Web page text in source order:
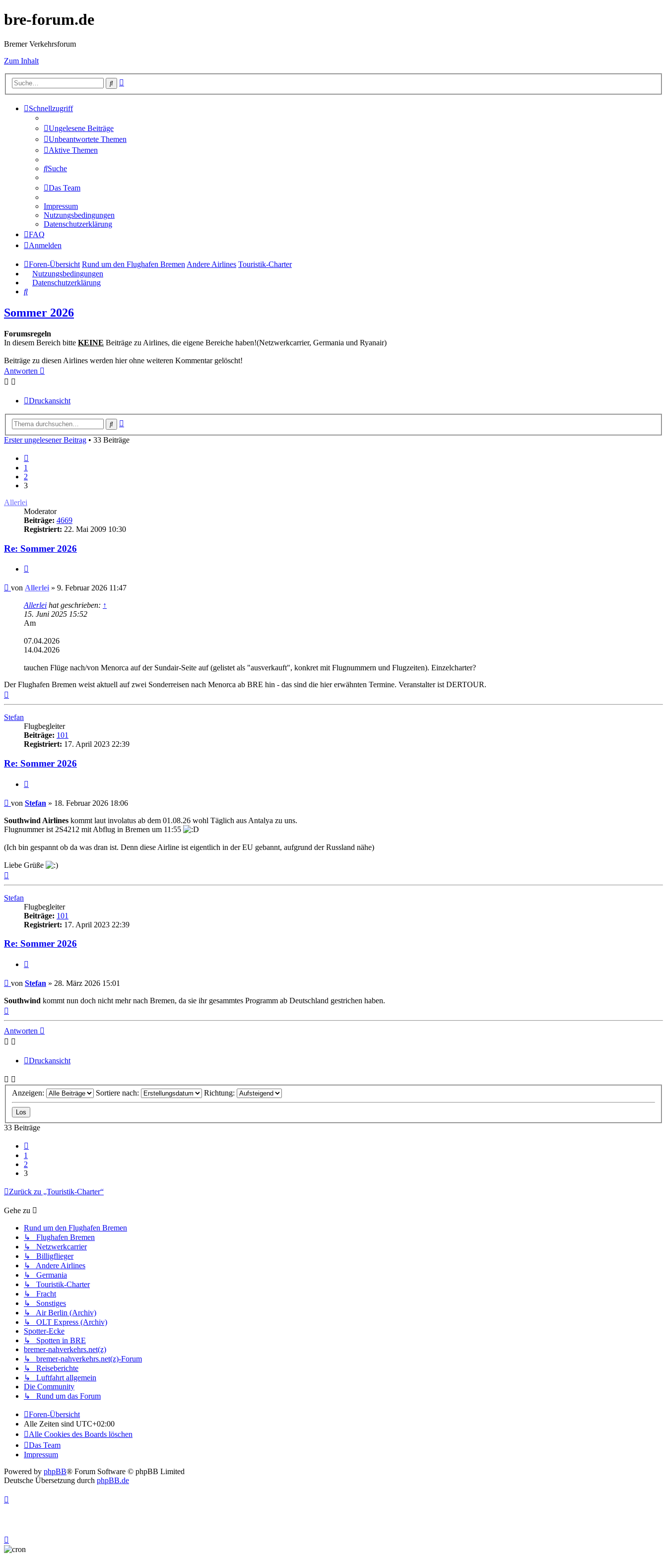
bre-forum.de
Bremer Verkehrsforum
Zum Inhalt
Suche
Schnellzugriff
Ungelesene Beiträge
Unbeantwortete Themen
Aktive Themen
Suche
Das Team
Impressum
Nutzungsbedingungen
Datenschutzerklärung
FAQ
Anmelden
Foren-Übersicht Rund um den Flughafen BremenAndere Airlines Touristik-Charter
Nutzungsbedingungen
Datenschutzerklärung
Suche
Sommer 2026
Forumsregeln
In diesem Bereich bitte KEINE Beiträge zu Airlines, die eigene Bereiche haben!(Netzwerkcarrier, Germania und Ryanair)
Beiträge zu diesen Airlines werden hier ohne weiteren Kommentar gelöscht!
Antworten
Druckansicht
Suche
Erster ungelesener Beitrag • 33 Beiträge
1
2
3
Allerlei
Moderator
Beiträge: 4669
Registriert: 22. Mai 2009 10:30
Re: Sommer 2026
Ungelesener
von Allerlei » 9. Februar 2026 11:47
Allerlei hat geschrieben: ↑
15. Juni 2025 15:52
Am
07.04.2026
14.04.2026
tauchen Flüge nach/von Menorca auf der Sundair-Seite auf (gelistet als "ausverkauft", konkret mit Flugnummern und Flugzeiten). Einzelcharter?
Der Flughafen Bremen weist aktuell auf zwei Sonderreisen nach Menorca ab BRE hin - das sind die hier erwähnten Termine. Veranstalter ist DERTOUR.
Stefan
Flugbegleiter
Beiträge: 101
Registriert: 17. April 2023 22:39
Re: Sommer 2026
Ungelesener
von Stefan » 18. Februar 2026 18:06
Southwind Airlines kommt laut involatus ab dem 01.08.26 wohl Täglich aus Antalya zu uns.
Flugnummer ist 2S4212 mit Abflug in Bremen um 11:55
(Ich bin gespannt ob da was dran ist. Denn diese Airline ist eigentlich in der EU gebannt, aufgrund der Russland nähe)
Liebe Grüße
Stefan
Flugbegleiter
Beiträge: 101
Registriert: 17. April 2023 22:39
Re: Sommer 2026
Ungelesener
von Stefan » 28. März 2026 15:01
Southwind kommt nun doch nicht mehr nach Bremen, da sie ihr gesammtes Programm ab Deutschland gestrichen haben.
Antworten
Druckansicht
Anzeigen: Sortiere nach: Richtung:
33 Beiträge
1
2
3
Zurück zu „Touristik-Charter“
Gehe zu
Rund um den Flughafen Bremen
↳ Flughafen Bremen
↳ Netzwerkcarrier
↳ Billigflieger
↳ Andere Airlines
↳ Germania
↳ Touristik-Charter
↳ Fracht
↳ Sonstiges
↳ Air Berlin (Archiv)
↳ OLT Express (Archiv)
Spotter-Ecke
↳ Spotten in BRE
bremer-nahverkehrs.net(z)
↳ bremer-nahverkehrs.net(z)-Forum
↳ Reiseberichte
↳ Luftfahrt allgemein
Die Community
↳ Rund um das Forum
Foren-Übersicht
Alle Zeiten sind UTC+02:00
Alle Cookies des Boards löschen
Das Team
Impressum
Powered by phpBB® Forum Software © phpBB Limited
Deutsche Übersetzung durch phpBB.de